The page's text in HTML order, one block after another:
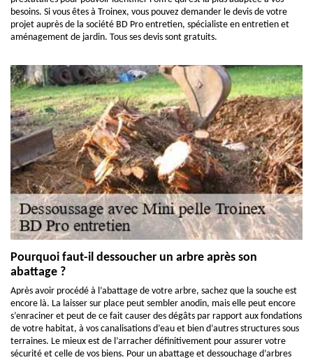
besoins. Si vous êtes à Troinex, vous pouvez demander le devis de votre
projet auprès de la société BD Pro entretien, spécialiste en entretien et
aménagement de jardin. Tous ses devis sont gratuits.
Pourquoi faut-il dessoucher un arbre après son
abattage ?
Après avoir procédé à l’abattage de votre arbre, sachez que la souche est
encore là. La laisser sur place peut sembler anodin, mais elle peut encore
s’enraciner et peut de ce fait causer des dégâts par rapport aux fondations
de votre habitat, à vos canalisations d’eau et bien d’autres structures sous
terraines. Le mieux est de l’arracher définitivement pour assurer votre
sécurité et celle de vos biens. Pour un abattage et dessouchage d’arbres